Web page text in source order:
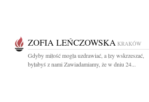
ZOFIA LEŃCZOWSKA KRAKÓW
Gdyby miłość mogła uzdrawiać, a łzy wskrzeszać,
byłabyś z nami Zawiadamiamy, że w dniu 24...